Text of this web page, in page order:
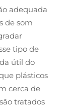
adequada
de som
tipo de
útil do
plásticos
cerca de
tratados